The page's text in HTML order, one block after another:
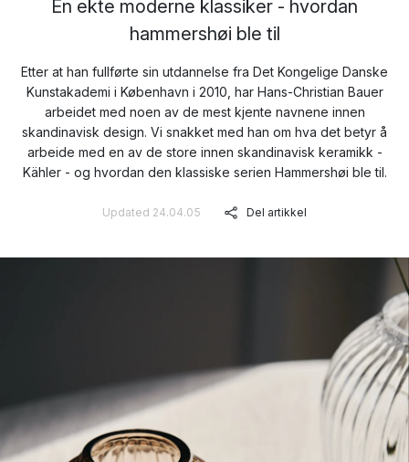
En ekte moderne klassiker - hvordan
hammershøi ble til
Etter at han fullførte sin utdannelse fra Det Kongelige Danske
Kunstakademi i København i 2010, har Hans-Christian Bauer
arbeidet med noen av de mest kjente navnene innen
skandinavisk design. Vi snakket med han om hva det betyr å
arbeide med en av de store innen skandinavisk keramikk -
Kähler - og hvordan den klassiske serien Hammershøi ble til.
Updated 24.04.05 Del artikkel